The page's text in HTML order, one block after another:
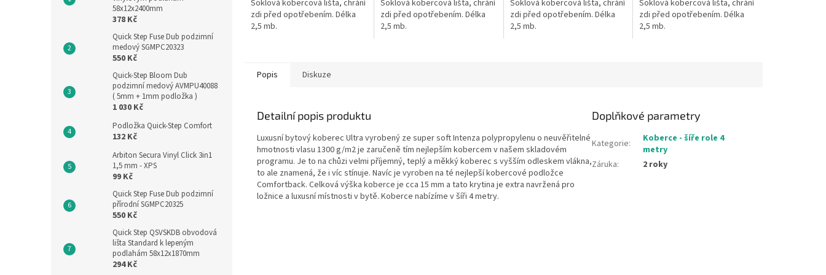
58x12x2400mm
378 Kč
Quick Step Fuse Dub podzimní
medový SGMPC20323
550 Kč
Quick-Step Bloom Dub
podzimní medový AVMPU40088
( 5mm + 1mm podložka )
1 030 Kč
Podložka Quick-Step Comfort
132 Kč
Arbiton Secura Vinyl Click 3in1
1,5 mm - XPS
99 Kč
Quick Step Fuse Dub podzimní
přírodní SGMPC20325
550 Kč
Quick Step QSVSKDB obvodová
lišta Standard k lepeným
podlahám 58x12x1870mm
294 Kč
Soklová kobercová lišta, chrání
zdi před opotřebením. Délka
2,5 mb.
Soklová kobercová lišta, chrání
zdi před opotřebením. Délka
2,5 mb.
Soklová kobercová lišta, chrání
zdi před opotřebením. Délka
2,5 mb.
Soklová kobercová lišta, chrání
zdi před opotřebením. Délka
2,5 mb.
Popis Diskuze
Detailní popis produktu
Luxusní bytový koberec Ultra vyrobený ze super soft Intenza polypropylenu o neuvěřitelné
hmotnosti vlasu 1300 g/m2 je zaručeně tím nejlepším kobercem v našem skladovém
programu. Je to na chůzi velmi příjemný, teplý a měkký koberec s vyšším odleskem vlákna,
to ale znamená, že i víc stínuje. Navíc je vyroben na té nejlepší kobercové podložce
Comfortback. Celková výška koberce je cca 15 mm a tato krytina je extra navržená pro
ložnice a luxusní místnosti v bytě. Koberce nabízíme v šíři 4 metry.
Doplňkové parametry
Kategorie:
Koberce - šíře role 4
metry
Záruka: 2 roky